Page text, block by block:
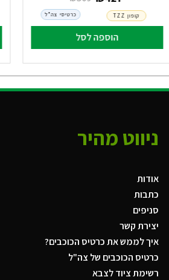
הוספה לסל
כרטיסי צה"ל קופון TZZ
ניווט מהיר
אודות
כתבות
סניפים
יצירת קשר
איך לממש את כרטיס הכוכבים?
כרטיס הכוכבים של צה"ל
רשימת ציוד לצבא